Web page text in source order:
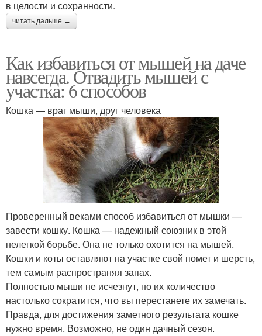
в целости и сохранности.
читать дальше →
Как избавиться от мышей на даче
навсегда. Отвадить мышей с
участка: 6 способов
Кошка — враг мыши, друг человека
Проверенный веками способ избавиться от мышки —
завести кошку. Кошка — надежный союзник в этой
нелегкой борьбе. Она не только охотится на мышей.
Кошки и коты оставляют на участке свой помет и шерсть,
тем самым распространяя запах.
Полностью мыши не исчезнут, но их количество
настолько сократится, что вы перестанете их замечать.
Правда, для достижения заметного результата кошке
нужно время. Возможно, не один дачный сезон.